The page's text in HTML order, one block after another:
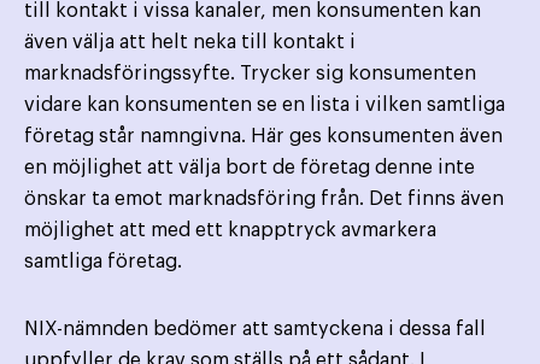
till kontakt i vissa kanaler, men konsumenten kan
även välja att helt neka till kontakt i
marknadsföringssyfte. Trycker sig konsumenten
vidare kan konsumenten se en lista i vilken samtliga
företag står namngivna. Här ges konsumenten även
en möjlighet att välja bort de företag denne inte
önskar ta emot marknadsföring från. Det finns även
möjlighet att med ett knapptryck avmarkera
samtliga företag.
NIX-nämnden bedömer att samtyckena i dessa fall